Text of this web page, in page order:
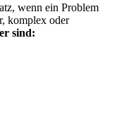
wenn ein Problem
komplex oder
sind: